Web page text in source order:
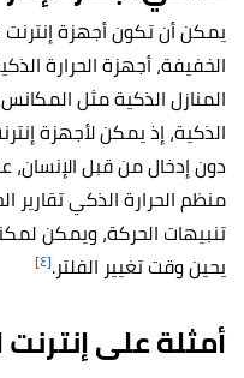
يمكن أن تكون أجهزة إنترنت
الخفيفة، أجهزة الحرارة
المنازل الذكية مثل
الذكية، إذ يمكن لأجهزة
دون إدخال من قبل
منظم الحرارة الذكي تقارير
تنبيهات الحركة، ويمكن
يحين وقت تغيير الفلتر.[٤]
أمثلة على إنترنت